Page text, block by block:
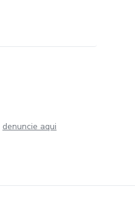
denuncie aqui